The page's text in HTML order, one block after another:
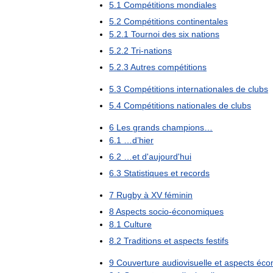
5 1 Compétitions mondiales
5 2 Compétitions continentales
5 2 1 Tournoi des six nations
5 2 2 Tri-nations
5 2 3 Autres compétitions
5 3 Compétitions internationales de clubs
5 4 Compétitions nationales de clubs
6 Les grands champions
6 1 d’hier
6 2 et d'aujourd'hui
6 3 Statistiques et records
7 Rugby à XV féminin
8Aspects socio-économiques
8 1 Culture
8 2 Traditions et aspects festifs
9 Couverture audiovisuelle et aspects